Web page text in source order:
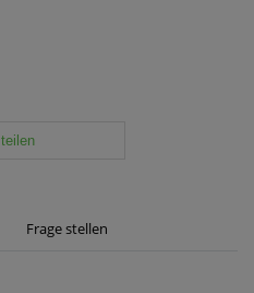
teilen
Frage stellen